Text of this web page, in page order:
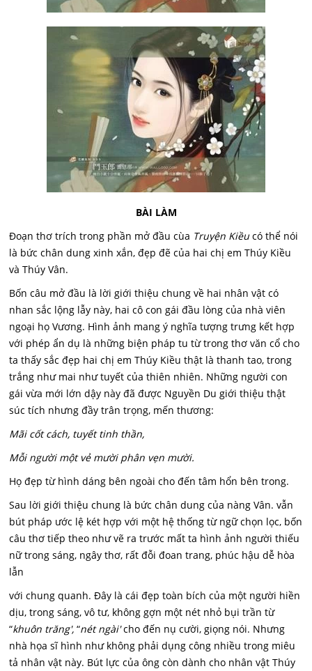
BÀI LÀM
Đoạn thơ trích trong phần mở đầu cùa Truyện Kiềucó thể nói
là bức chân dung xinh xắn, đẹp đẽ của hai chị em Thúy Kiều
và Thúy Vân.
Bốn câu mở đầu là lời giới thiệu chung về hai nhân vật có
nhan sắc lộng lẫy này, hai cô con gái đầu lòng của nhà viên
ngoại họ Vương. Hình ảnh mang ý nghĩa tượng trưng kết hợp
với phép ẩn dụ là những biện pháp tu từ trong thơ văn cổ cho
ta thấy sắc đẹp hai chị em Thúy Kiều thật là thanh tao, trong
trắng như mai như tuyết của thiên nhiên. Những người con
gái vừa mới lớn dậy này đã được Nguyền Du giới thiệu thật
súc tích nhưng đầy trân trọng, mến thương:
Mãi cốt cách, tuyết tinh thần,
Mỗi người một vẻ mười phân vẹn mười.
Họ đẹp từ hình dáng bên ngoài cho đến tâm hổn bên trong.
Sau lời giới thiệu chung là bức chân dung của nàng Vân. vẫn
bút pháp ước lệ két hợp với một hệ thống từ ngữ chọn lọc, bốn
câu thơ tiếp theo như vẽ ra trước mất ta hình ảnh người thiếu
nữ trong sáng, ngây thơ, rất đỗi đoan trang, phúc hậu dễ hòa
lẫn
với chung quanh. Đây là cái đẹp toàn bích của một người hiền
dịu, trong sáng, vô tư, không gợn một nét nhỏ bụi trần từ
“khuôn trăng', “nét ngài'cho đến nụ cười, giọng nói. Nhưng
nhà họa sĩ hình như không phải dụng công nhiều trong miêu
tả nhân vật này. Bút lực của ông còn dành cho nhân vật Thúy